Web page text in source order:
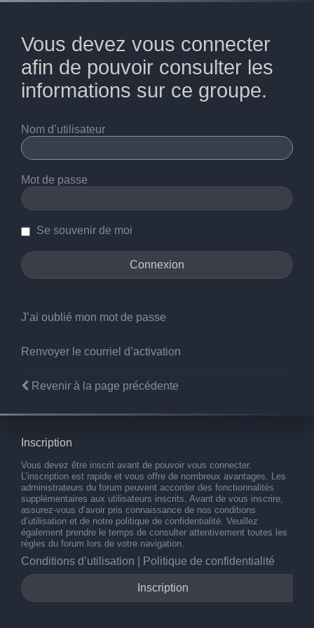
Vous devez vous connecter
afin de pouvoir consulter les
informations sur ce groupe.
Nom d’utilisateur
Mot de passe
Se souvenir de moi
J’ai oublié mon mot de passe
Renvoyer le courriel d’activation
Revenir à la page précédente
Inscription
Vous devez être inscrit avant de pouvoir vous connecter.
L’inscription est rapide et vous offre de nombreux avantages. Les
administrateurs du forum peuvent accorder des fonctionnalités
supplémentaires aux utilisateurs inscrits. Avant de vous inscrire,
assurez-vous d’avoir pris connaissance de nos conditions
d’utilisation et de notre politique de confidentialité. Veuillez
également prendre le temps de consulter attentivement toutes les
règles du forum lors de votre navigation.
Conditions d’utilisation Politique de confidentialité
Inscription